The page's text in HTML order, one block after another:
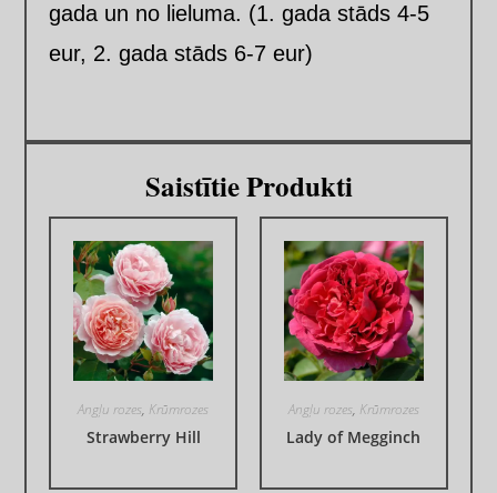
gada un no lieluma. (1. gada stāds 4-5
eur, 2. gada stāds 6-7 eur)
Saistītie Produkti
Angļu rozes, Krūmrozes
Strawberry Hill
Angļu rozes, Krūmrozes
Lady of Megginch